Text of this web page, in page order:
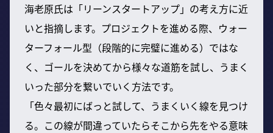
海老原氏は「リーンスタートアップ」の考え方に近
いと指摘します。プロジェクトを進める際、ウォー
ターフォール型（段階的に完璧に進める）ではな
く、ゴールを決めてから様々な道筋を試し、うまく
いった部分を繋いでいく方法です。
「色々最初にばっと試して、うまくいく線を見つけ
る。この線が間違っていたらそこから先をやる意味